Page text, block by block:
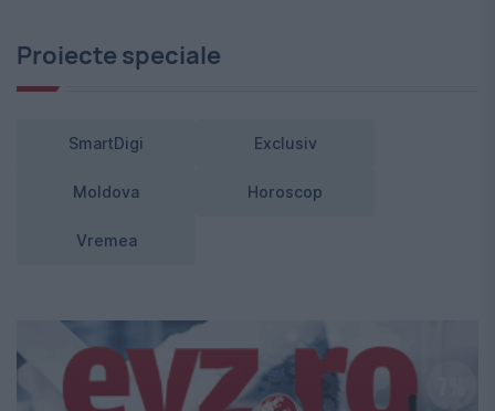
Proiecte speciale
SmartDigi Exclusiv
Moldova Horoscop
Vremea